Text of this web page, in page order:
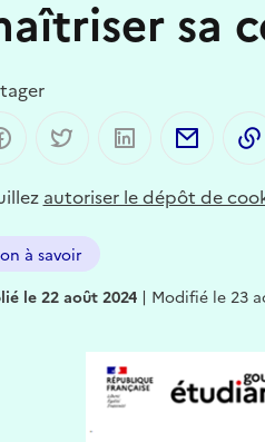
sa
Partager sur Facebook
Partager sur Twitter
Partager sur
autoriser le dépôt de
à savoir
le 22 août 2024| Modifié le 23